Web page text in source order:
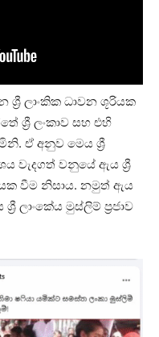
ලාංකික ධාවන ශූරියක
ශ්‍රී ලංකාව සහ එහි
ඒ අනුව මෙය ශ්‍රී
වැදගත් වනුයේ ඇය ශ්‍රී
වීම නිසාය. නමුත් ඇය
ලාංකේය මුස්ලිම් ප්‍රජාව